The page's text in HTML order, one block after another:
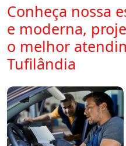
Conheça nossa
e moderna,
o melhor
Tufilândia